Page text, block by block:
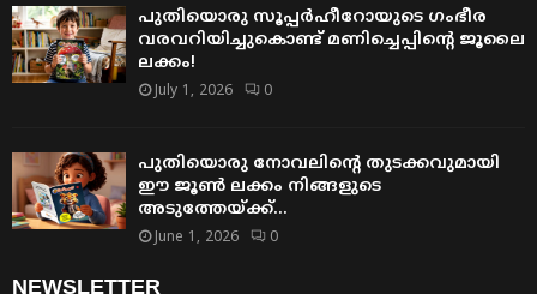
പുതിയൊരു സൂപ്പർഹീറോയുടെ ഗംഭീര
വരവറിയിച്ചുകൊണ്ട് മണിച്ചെപ്പിന്റെ ജൂലൈ
ലക്കം!
July 1, 2026 0
പുതിയൊരു നോവലിന്റെ തുടക്കവുമായി
ഈ ജൂൺ ലക്കം നിങ്ങളുടെ
അടുത്തേയ്ക്ക്…
June 1, 2026 0
NEWSLETTER